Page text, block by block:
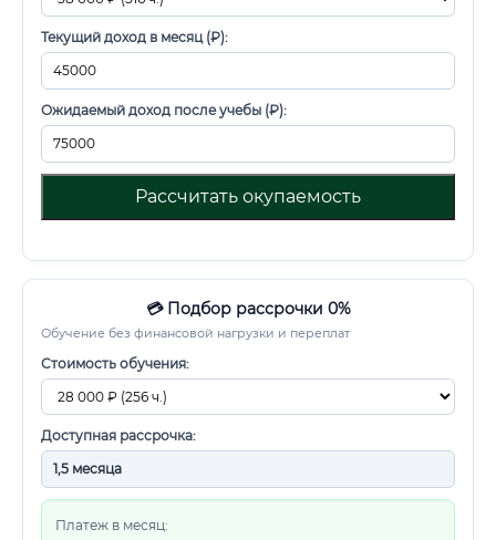
Текущий доход в месяц (₽):
Ожидаемый доход после учебы (₽):
Рассчитать окупаемость
💳 Подбор рассрочки 0%
Обучение без финансовой нагрузки и переплат
Стоимость обучения:
Доступная рассрочка:
Платеж в месяц: